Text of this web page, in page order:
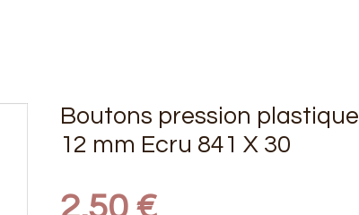
Boutons pression plastique
12 mm Ecru 841 X 30
2,50 €Prix